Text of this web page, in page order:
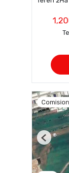
Previous